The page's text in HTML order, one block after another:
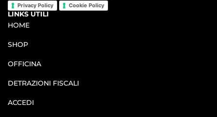
Privacy Policy Cookie Policy
LINKS UTILI
HOME
SHOP
OFFICINA
DETRAZIONI FISCALI
ACCEDI